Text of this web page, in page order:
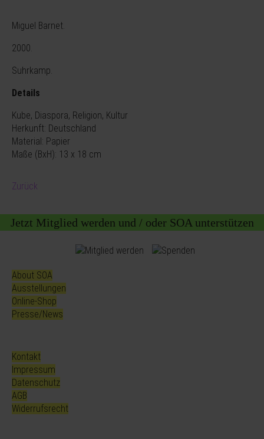
Miguel Barnet.
2000.
Suhrkamp.
Details
Kube, Diaspora, Religion, Kultur
Herkunft: Deutschland
Material: Papier
Maße (BxH): 13 x 18 cm
Zurück
Jetzt Mitglied werden und / oder SOA unterstützen
About SOA
Ausstellungen
Online-Shop
Presse/News
Kontakt
Impressum
Datenschutz
AGB
Widerrufsrecht